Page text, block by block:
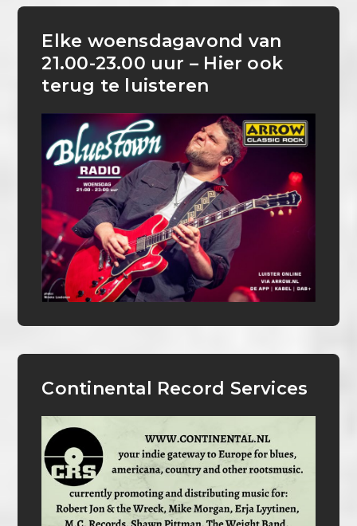
Elke woensdagavond van
21.00-23.00 uur – Hier ook
terug te luisteren
Continental Record Services